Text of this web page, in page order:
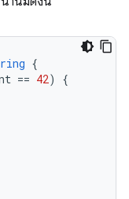
{
== 42)
{